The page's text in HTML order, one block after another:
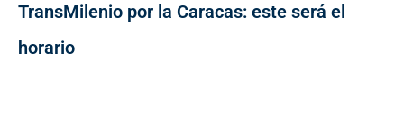
TransMilenio por la Caracas: este será el
horario